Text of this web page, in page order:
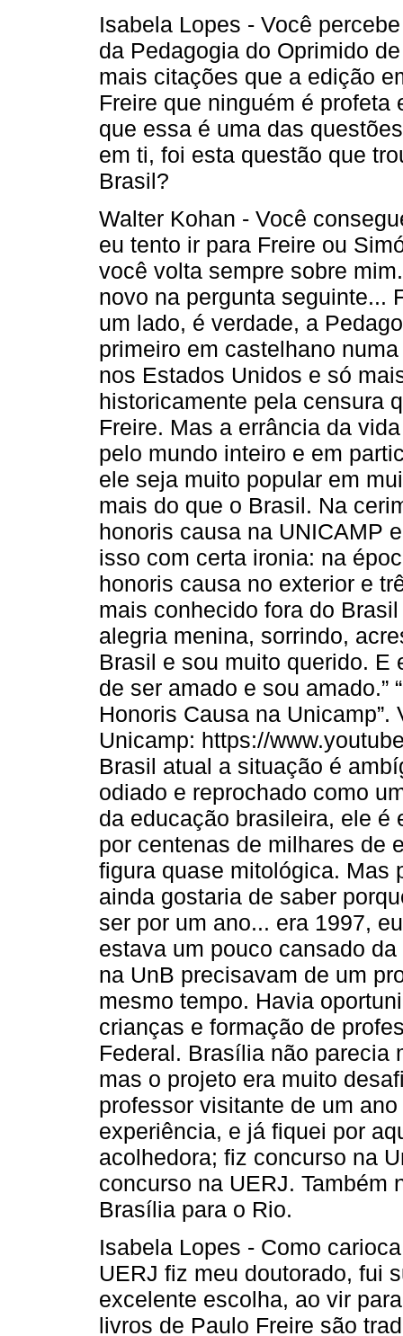
Isabela Lopes - Você
da Pedagogia do Oprimido
mais citações que a edição
Freire que ninguém é
que essa é uma das
em ti, foi esta questão que
Brasil?
Walter Kohan - Você
eu tento ir para Freire ou
você volta sempre sobre
novo na pergunta seguinte...
um lado, é verdade, a
primeiro em castelhano
nos Estados Unidos e só
historicamente pela censura
Freire. Mas a errância da
pelo mundo inteiro e em
ele seja muito popular em
mais do que o Brasil. Na
honoris causa na UNICAMP
isso com certa ironia: na
honoris causa no exterior e
mais conhecido fora do
alegria menina, sorrindo,
Brasil e sou muito querido. E
de ser amado e sou amado.”
Honoris Causa na
Unicamp: https://
Brasil atual a situação é
odiado e reprochado como
da educação brasileira, ele é
por centenas de milhares de
figura quase mitológica. Mas
ainda gostaria de saber
ser por um ano... era 1997,
estava um pouco cansado
na UnB precisavam de um
mesmo tempo. Havia
crianças e formação de
Federal. Brasília não parecia
mas o projeto era muito
professor visitante de um
experiência, e já fiquei por
acolhedora; fiz concurso na
concurso na UERJ. Também
Brasília para o Rio.
Isabela Lopes - Como
UERJ fiz meu doutorado, fui
excelente escolha, ao vir
livros de Paulo Freire são